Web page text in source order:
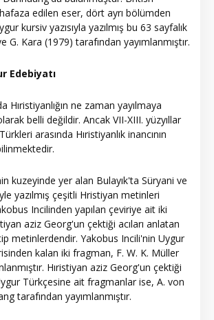
edilen eser, dört ayrı bölümden
kursiv yazısıyla yazılmış bu 63 sayfalık
G. Kara (1979) tarafından yayımlanmıştır.
Edebiyatı
Hıristiyanlığın ne zaman yayılmaya
belli değildir. Ancak VII-XIII. yüzyıllar
arasında Hıristiyanlık inancının
kuzeyinde yer alan Bulayık'ta Süryani ve
yazılmış çeşitli Hristiyan metinleri
Incilinden yapılan çeviriye ait iki
aziz Georg'un çektiği acıları anlatan
metinlerdendir. Yakobus Incili'nin Uygur
kalan iki fragman, F. W. K. Müller
Hıristiyan aziz Georg'un çektiği
Türkçesine ait fragmanlar ise, A. von
tarafından yayımlanmıştır.